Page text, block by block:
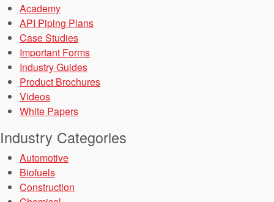
Academy
API Piping Plans
Case Studies
Important Forms
Industry Guides
Product Brochures
Videos
White Papers
Industry Categories
Automotive
Biofuels
Construction